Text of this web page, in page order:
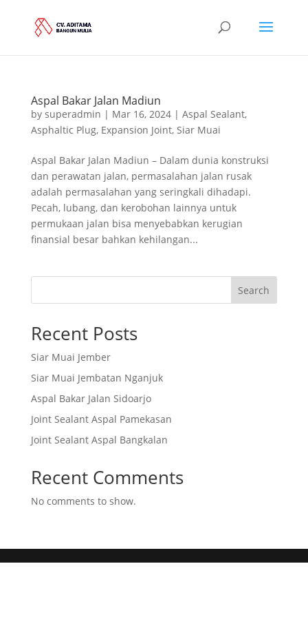
Aspal Bakar Jalan Madiun
by superadmin | Mar 16, 2024| Aspal Sealant,
Asphaltic Plug, Expansion Joint, Siar Muai
Aspal Bakar Jalan Madiun – Dalam dunia konstruksi
dan perawatan jalan, permasalahan jalan rusak
adalah permasalahan yang seringkali dihadapi.
Pecah, lubang, dan kerobohan lainnya untuk
permukaan jalan bisa menyebabkan kerugian
finansial besar bahkan kehilangan...
Search
Recent Posts
Siar Muai Jember
Siar Muai Jembatan Nganjuk
Aspal Bakar Jalan Sidoarjo
Joint Sealant Aspal Pamekasan
Joint Sealant Aspal Bangkalan
Recent Comments
No comments to show.